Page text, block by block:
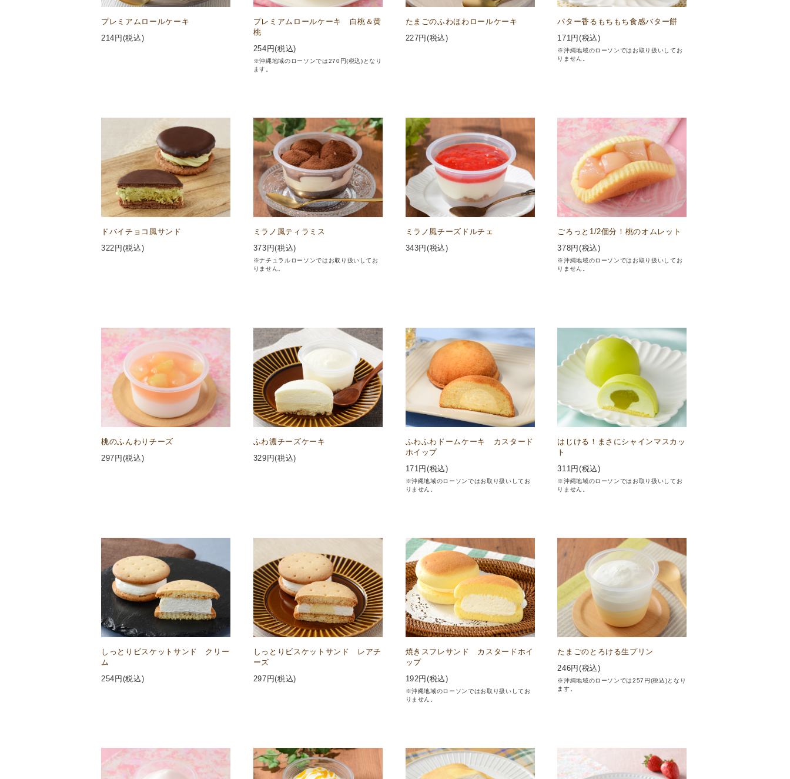
プレミアムロールケーキ
214 円(税込)
プレミアムロールケーキ 白桃＆黄
桃
254 円(税込)
※沖縄地域のローソンでは270円(税込)となり
ます。
たまごのふわほわロールケーキ
227円(税込)
バター香るもちもち食感バター餅
171 円(税込)
※沖縄地域のローソンではお取り扱いしてお
りません。
ドバイチョコ風サンド
322 円(税込)
ミラノ風ティラミス
373 円(税込)
※ナチュラルローソンではお取り扱いしてお
りません。
ミラノ風チーズドルチェ
343円(税込)
ごろっと1/2個分！桃のオムレット
378円(税込)
※沖縄地域のローソンではお取り扱いしてお
りません。
桃のふんわりチーズ
297 円(税込)
ふわ濃チーズケーキ
329 円(税込)
ふわふわドームケーキ カスタード
ホイップ
171 円(税込)
※沖縄地域のローソンではお取り扱いしてお
りません。
はじける！まさにシャインマスカッ
ト
311 円(税込)
※沖縄地域のローソンではお取り扱いしてお
りません。
しっとりビスケットサンド クリー
ム
254 円(税込)
しっとりビスケットサンド レアチ
ーズ
297 円(税込)
焼きスフレサンド カスタードホイ
ップ
192円(税込)
※沖縄地域のローソンではお取り扱いしてお
りません。
たまごのとろける生プリン
246円(税込)
※沖縄地域のローソンでは257円(税込)となり
ます。